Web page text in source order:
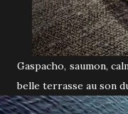
Gaspacho, saumon,
belle terrasse au son